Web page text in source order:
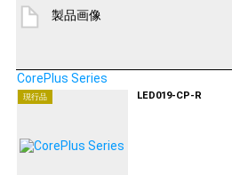
製品画像
CorePlus Series
現行品 LED019-CP-R